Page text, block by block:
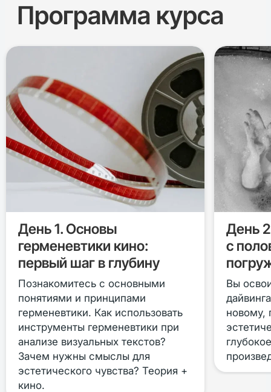
Программа курса
День 1. Основы
герменевтики кино:
первый шаг в глубину
Познакомитесь с основными
понятиями и принципами
герменевтики. Как использовать
инструменты герменевтики при
анализе визуальных текстов?
Зачем нужны смыслы для
эстетического чувства? Теория +
кино.
День
с
Вы
новому,